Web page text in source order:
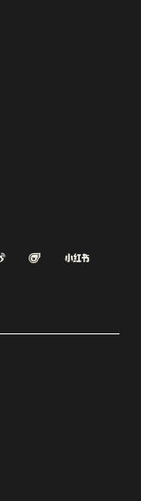
微博 飞猪 小红书